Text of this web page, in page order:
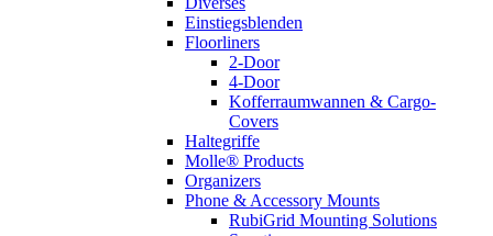
Einstiegsblenden
Floorliners
2-Door
4-Door
Kofferraumwannen & Cargo-
Covers
Haltegriffe
Molle® Products
Organizers
Phone & Accessory Mounts
RubiGrid Mounting Solutions